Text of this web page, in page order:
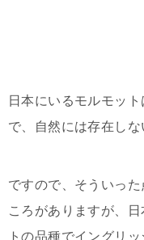
日本にいるモルモッ
で、自然には存在しな
ですので、そういっ
ころがありますが、
トの品種でイングリ